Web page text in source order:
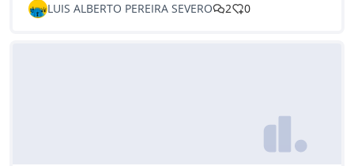
LUIS ALBERTO PEREIRA SEVERO 2 0